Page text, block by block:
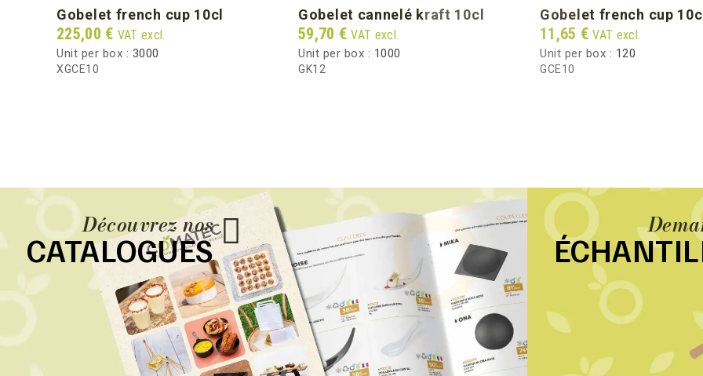
gobelet french cup 10cl
Price
225,00 € VAT excl.
Unit per box : 3000
XGCE10
gobelet cannelé kraft 10cl
Price
59,70 €VAT excl.
Unit per box : 1000
GK12
gobelet french cup
Price
11,65 €VAT excl.
Unit per box : 120
GCE10
Découvrez nos
CATALOGUES